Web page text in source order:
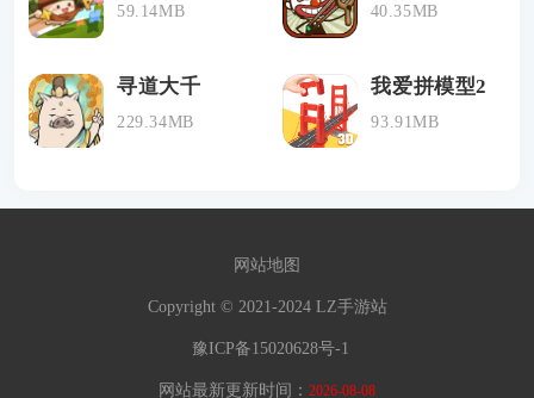
59.14MB 40.35MB
寻道大千
229.34MB
我爱拼模型2
93.91MB
网站地图
Copyright © 2021-2024 LZ手游站
豫ICP备15020628号-1
网站最新更新时间： 2026-08-08